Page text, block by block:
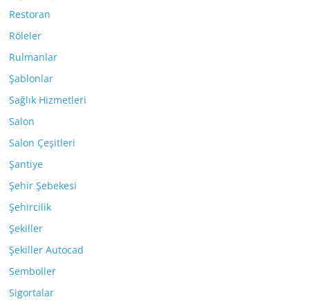
Restoran
Röleler
Rulmanlar
Şablonlar
Sağlık Hizmetleri
Salon
Salon Çeşitleri
Şantiye
Şehir Şebekesi
Şehircilik
Şekiller
Şekiller Autocad
Semboller
Sigortalar